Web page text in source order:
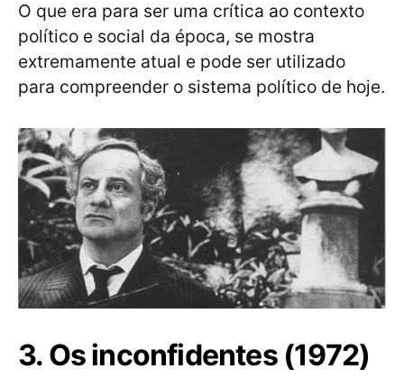
O que era para ser uma crítica ao contexto
político e social da época, se mostra
extremamente atual e pode ser utilizado
para compreender o sistema político de hoje.
3. Os inconfidentes (1972)